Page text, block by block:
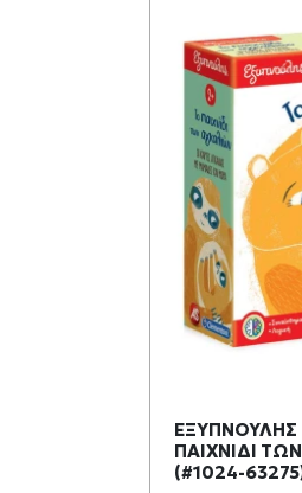
ΕΞΥΠΝΟΥΛΗΣ
ΠΑΙΧΝΙΔΙ
(#1024-